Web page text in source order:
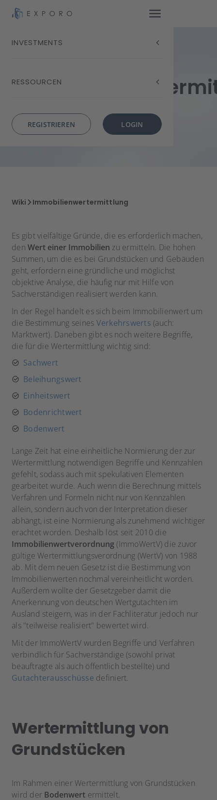
INVESTMENTS
RESSOURCEN
REGISTRIEREN LOGIN
Wiki Immobilienwertermittlung
Es gibt vielfältige Gründe, die es erforderlich machen,
den Wert einer Immobilien zu ermitteln. Die hohen
Summen, um die es bei Grundstücken und Gebäuden
geht, erfordern eine gründliche und möglichst
objektive Analyse, die häufig nur mit Hilfe von
Sachverständigen realisiert werden kann.
In der Regel handelt es sich beim Immobilienwert um
die Bestimmung seines Verkehrswerts (auch:
Marktwert). Daneben gibt es noch weitere Begriffe,
die für die Wertermittlung wichtig sind:
Sachwert
Beleihungswert
Einheitswert
Bodenrichtwert
Bodenwert
Lange Zeit hat eine einheitliche Normierung der zur
Wertermittlung notwendigen Begriffe und Kennzahlen
gefehlt, sodass auch mit spekulativen Elementen
gearbeitet wurde. Auch wenn die Berechnung mittels
Verfahren und Formeln nicht nur von Kennzahlen
allein, sondern auch von der Interpretation dieser
abhängt, ist eine Normierung als zunehmend wichtiger
erachtet worden. Deshalb löst seit 2010 die
Immobilienwertverordnung (ImmoWertV) die zuvor
gültige Wertermittlungsverordnung (WertV) von 1988
ab. Mit dem neuen Gesetz ist die Bestimmung von
Immobilienwerten nochmal vereinheitlicht worden.
Außerdem wollte der Gesetzgeber damit die
Anerkennung von deutschen Wertgutachten im
Ausland steigern, was in der Fachliteratur jedoch nur
als "teilweise realisiert" bewertet wird.
Mit der ImmoWertV wurden Begriffe und Verfahren
verbindlich für Sachverständige (sowohl privat
beauftragte als auch öffentlich bestellte) und
Gutachterausschüsse definiert.
Wertermittlung von
Grundstücken
Im Rahmen einer Wertermittlung von Grundstücken
wird der Bodenwert ermittelt.